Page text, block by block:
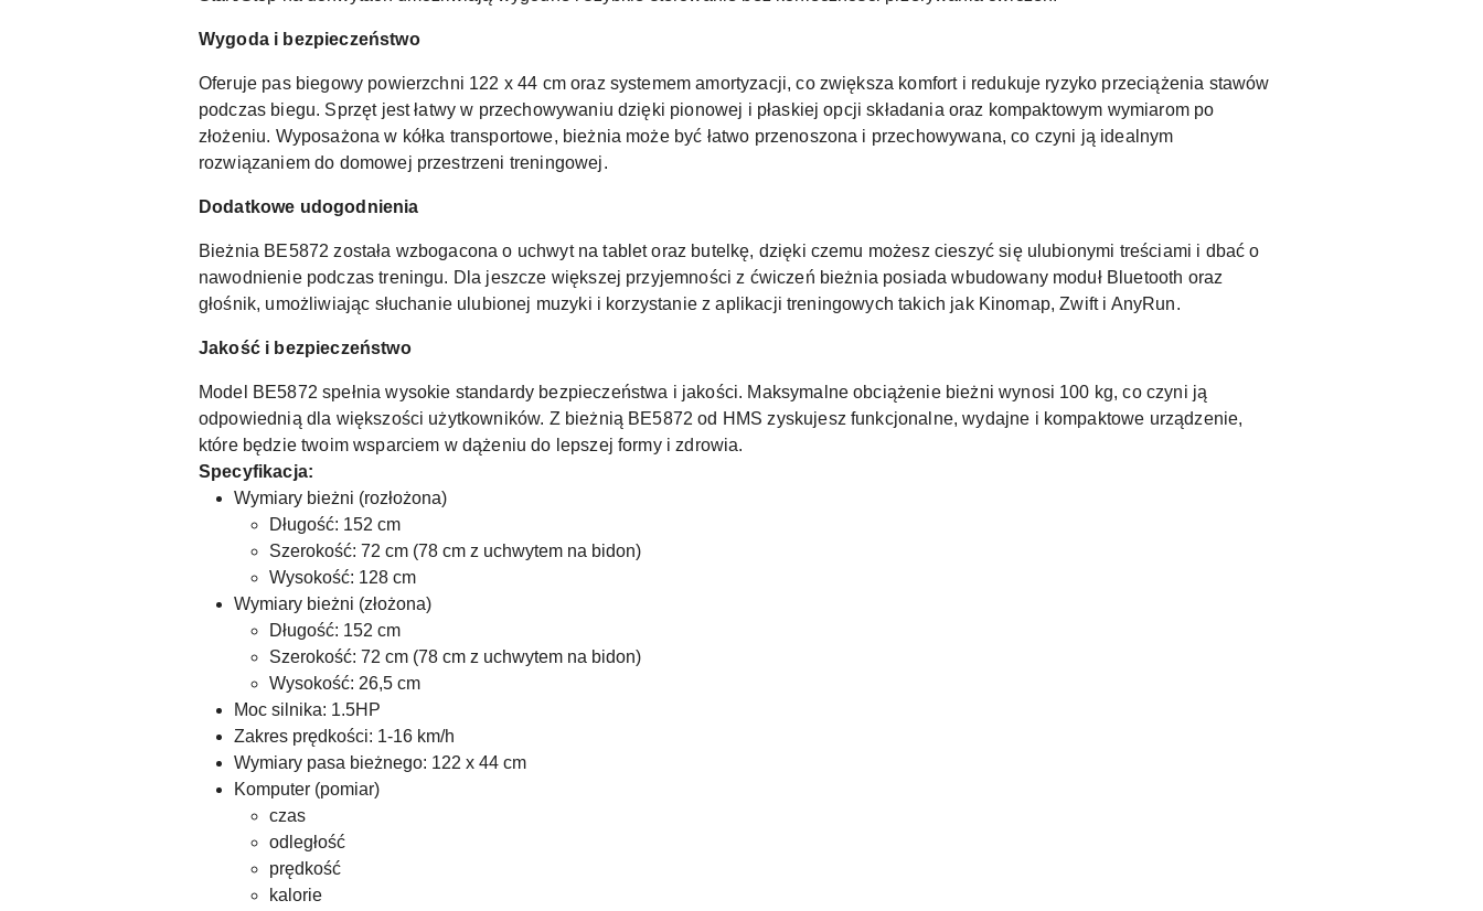
Wygoda i bezpieczeństwo
Oferuje pas biegowy powierzchni 122 x 44 cm oraz systemem amortyzacji, co zwiększa komfort i redukuje ryzyko przeciążenia stawów
podczas biegu. Sprzęt jest łatwy w przechowywaniu dzięki pionowej i płaskiej opcji składania oraz kompaktowym wymiarom po
złożeniu. Wyposażona w kółka transportowe, bieżnia może być łatwo przenoszona i przechowywana, co czyni ją idealnym
rozwiązaniem do domowej przestrzeni treningowej.
Dodatkowe udogodnienia
Bieżnia BE5872 została wzbogacona o uchwyt na tablet oraz butelkę, dzięki czemu możesz cieszyć się ulubionymi treściami i dbać o
nawodnienie podczas treningu. Dla jeszcze większej przyjemności z ćwiczeń bieżnia posiada wbudowany moduł Bluetooth oraz
głośnik, umożliwiając słuchanie ulubionej muzyki i korzystanie z aplikacji treningowych takich jak Kinomap, Zwift i AnyRun.
Jakość i bezpieczeństwo
Model BE5872 spełnia wysokie standardy bezpieczeństwa i jakości. Maksymalne obciążenie bieżni wynosi 100 kg, co czyni ją
odpowiednią dla większości użytkowników. Z bieżnią BE5872 od HMS zyskujesz funkcjonalne, wydajne i kompaktowe urządzenie,
które będzie twoim wsparciem w dążeniu do lepszej formy i zdrowia.
Specyfikacja:
Wymiary bieżni (rozłożona)
Długość: 152 cm
Szerokość: 72 cm (78 cm z uchwytem na bidon)
Wysokość: 128 cm
Wymiary bieżni (złożona)
Długość: 152 cm
Szerokość: 72 cm (78 cm z uchwytem na bidon)
Wysokość: 26,5 cm
Moc silnika: 1.5HP
Zakres prędkości: 1-16 km/h
Wymiary pasa bieżnego: 122 x 44 cm
Komputer (pomiar)
czas
odległość
prędkość
kalorie